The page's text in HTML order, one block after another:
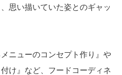
思い描いていた姿とのギャッ
ニューのコンセプト作り』や
け』など、フードコーディネ